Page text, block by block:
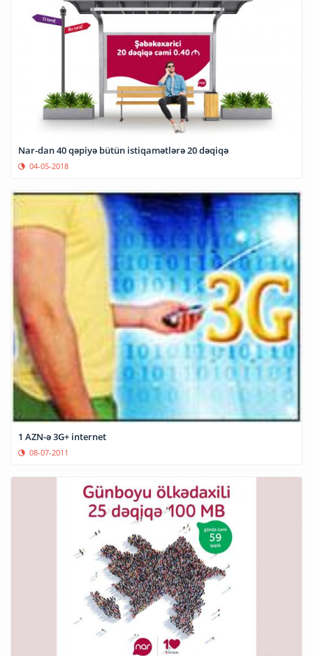
Nar-dan 40 qəpiyə bütün istiqamətlərə 20 dəqiqə
04-05-2018
1 AZN-ə 3G+ internet
08-07-2011